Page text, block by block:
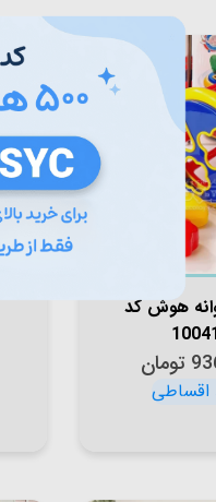
هوش کد
تومان